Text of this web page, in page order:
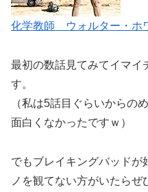
化学教師 ウォルター・ホ
最初の数話見てみてイマイ
す。
（私は5話目ぐらいからの
面白くなかったですｗ）
でもブレイキングバッドが
ノを観てない方がいたらぜ